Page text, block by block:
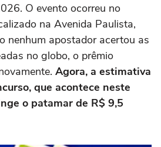
O evento ocorreu no
na Avenida Paulista,
nenhum apostador acertou as
no globo, o prêmio
Agora, a estimativa
que acontece neste
o patamar de R$ 9,5